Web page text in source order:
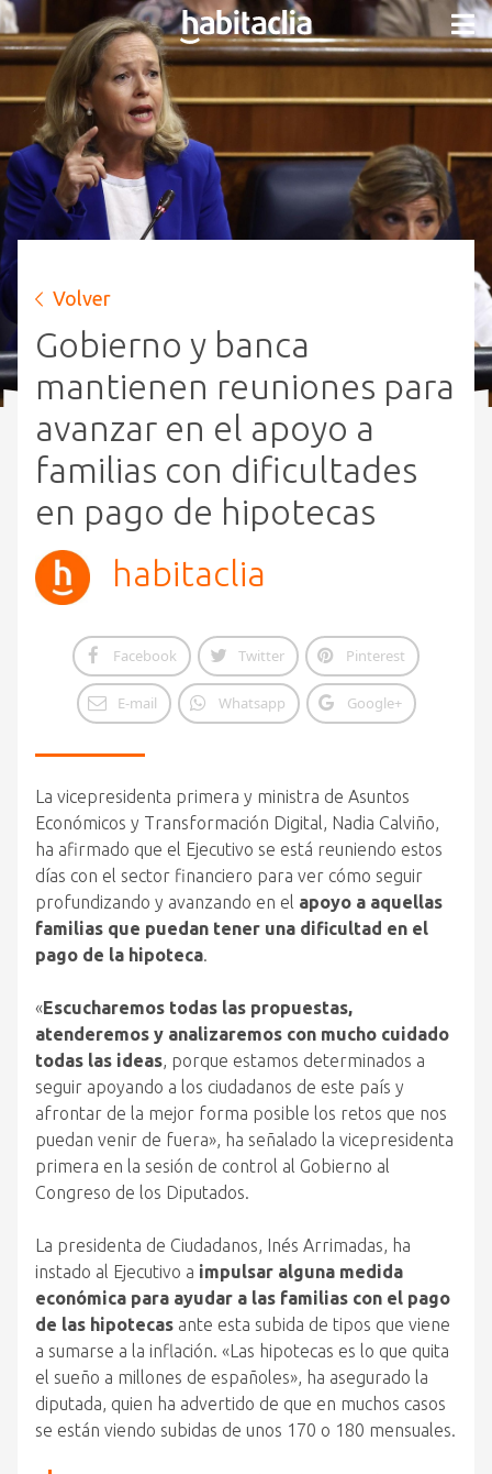
Volver
Gobierno y banca
mantienen reuniones para
avanzar en el apoyo a
familias con dificultades
en pago de hipotecas
habitaclia
Facebook Twitter Pinterest
E-mail Whatsapp Google+
La vicepresidenta primera y ministra de Asuntos
Económicos y Transformación Digital, Nadia Calviño,
ha afirmado que el Ejecutivo se está reuniendo estos
días con el sector financiero para ver cómo seguir
profundizando y avanzando en el apoyo a aquellas
familias que puedan tener una dificultad en el
pago de la hipoteca.
«Escucharemos todas las propuestas,
atenderemos y analizaremos con mucho cuidado
todas las ideas, porque estamos determinados a
seguir apoyando a los ciudadanos de este país y
afrontar de la mejor forma posible los retos que nos
puedan venir de fuera», ha señalado la vicepresidenta
primera en la sesión de control al Gobierno al
Congreso de los Diputados.
La presidenta de Ciudadanos, Inés Arrimadas, ha
instado al Ejecutivo a impulsar alguna medida
económica para ayudar a las familias con el pago
de las hipotecas ante esta subida de tipos que viene
a sumarse a la inflación. «Las hipotecas es lo que quita
el sueño a millones de españoles», ha asegurado la
diputada, quien ha advertido de que en muchos casos
se están viendo subidas de unos 170 o 180 mensuales.